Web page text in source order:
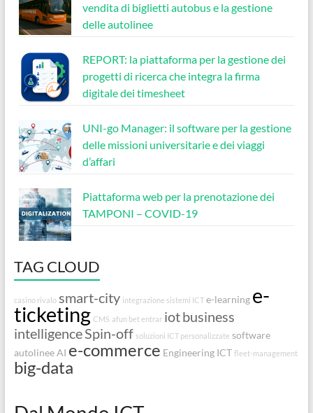
vendita di biglietti autobus e la gestione
delle autolinee
REPORT: la piattaforma per la gestione dei
progetti di ricerca che integra la firma
digitale dei timesheet
UNI-go Manager: il software per la gestione
delle missioni universitarie e dei viaggi
d’affari
Piattaforma web per la prenotazione dei
TAMPONI – COVID-19
TAG CLOUD
casino rivalo smart-city integrazione sistemi ICT e-learning e-
ticketing CMS afun bet entrar iotbusiness
intelligenceSpin-off soluzioni ICT personalizzate software
autolineeAI e-commerce Engineering ICT fleet-management
big-data